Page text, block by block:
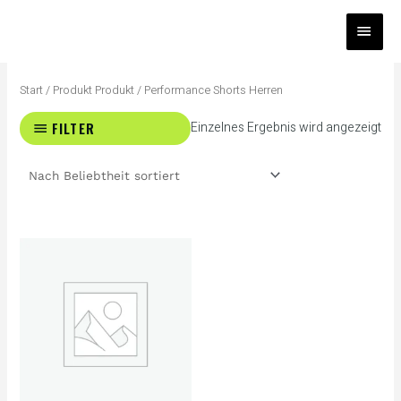
Start/ Produkt Produkt / Performance Shorts Herren
FILTER Einzelnes Ergebnis wird angezeigt